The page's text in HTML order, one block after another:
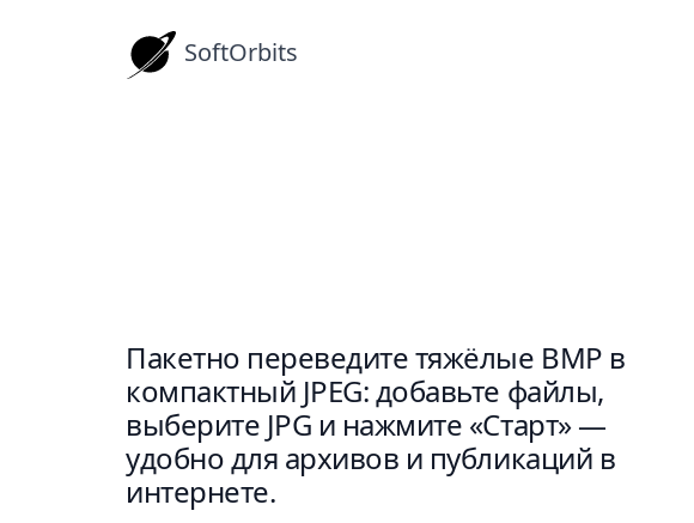
SoftOrbits
Пакетно переведите тяжёлые BMP в
компактный JPEG: добавьте файлы,
выберите JPG и нажмите «Старт» —
удобно для архивов и публикаций в
интернете.